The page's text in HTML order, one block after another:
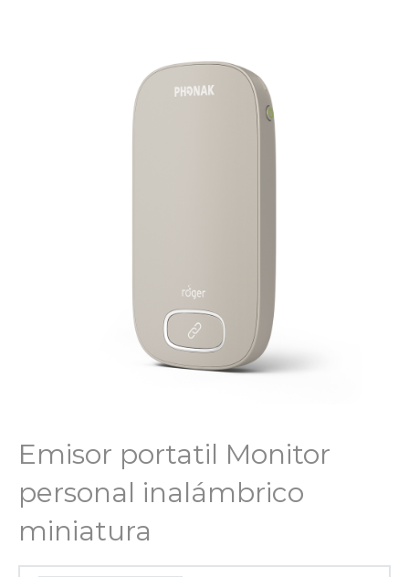
Emisor portatil Monitor
personal inalámbrico
miniatura